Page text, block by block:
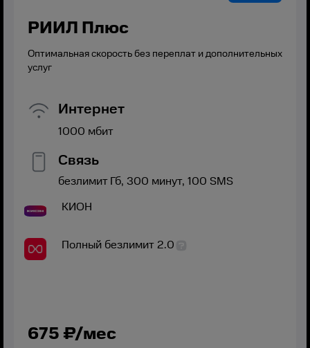
РИИЛ Плюс
Оптимальная скорость без переплат и дополнительных
услуг
Интернет
1000 мбит
Связь
безлимитГб, 300 минут, 100 SMS
КИОН
Полный безлимит 2.0
675 ₽/мес